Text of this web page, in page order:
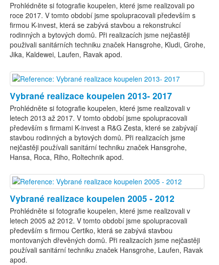
Prohlédněte si fotografie koupelen, které jsme realizovali po
roce 2017. V tomto období jsme spolupracovali především s
firmou K-invest, která se zabývá stavbou a rekonstrukcí
rodinných a bytových domů. Při realizacích jsme nejčastěji
použivali sanitárních techniku značek Hansgrohe, Kludi, Grohe,
Jika, Kaldewei, Laufen, Ravak apod.
Vybrané realizace koupelen 2013- 2017
Prohlédněte si fotografie koupelen, které jsme realizovali v
letech 2013 až 2017. V tomto období jsme spolupracovali
především s firmami K-invest a R&G Zesta, které se zabývají
stavbou rodinných a bytových domů. Při realizacích jsme
nejčastěji používali sanitární techniku značek Hansgrohe,
Hansa, Roca, Riho, Roltechnik apod.
Vybrané realizace koupelen 2005 - 2012
Prohlédněte si fotografie koupelen, které jsme realizovali v
letech 2005 až 2012. V tomto období jsme spolupracovali
především s firmou Certiko, která se zabývá stavbou
montovaných dřevěných domů. Při realizacích jsme nejčastěji
používali sanitární techniku značek Hansgrohe, Laufen, Ravak
apod.